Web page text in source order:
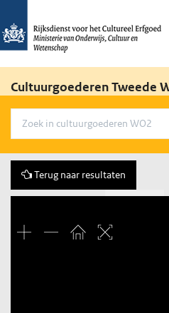
Cultuurgoederen Tweede
Terug naar resultaten